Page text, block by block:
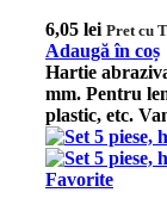
6,05 lei Pret cu
Adaugă în coș
Hartie
mm. Pentru
plastic, etc.
Favorite